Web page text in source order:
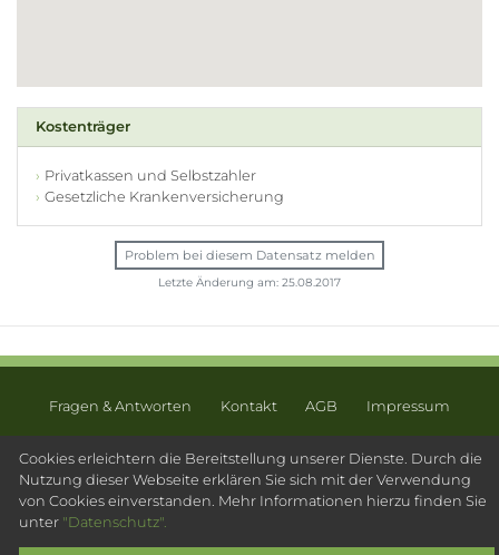
Kostenträger
Privatkassen und Selbstzahler
Gesetzliche Krankenversicherung
Problem bei diesem Datensatz melden
Letzte Änderung am: 25.08.2017
Fragen & Antworten Kontakt AGB Impressum
Datenschutz Sitemap
© 2003 - 2026 Psychotherapeutensuche.de - PsyOS GmbH
Cookies erleichtern die Bereitstellung unserer Dienste. Durch die
Nutzung dieser Webseite erklären Sie sich mit der Verwendung
von Cookies einverstanden. Mehr Informationen hierzu finden Sie
unter "Datenschutz".